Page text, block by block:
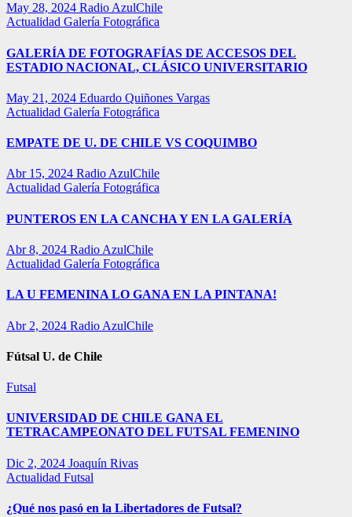
May 28, 2024 Radio AzulChile
Actualidad Galería Fotográfica
GALERÍA DE FOTOGRAFÍAS DE ACCESOS DEL
ESTADIO NACIONAL, CLÁSICO UNIVERSITARIO
May 21, 2024 Eduardo Quiñones Vargas
Actualidad Galería Fotográfica
EMPATE DE U. DE CHILE VS COQUIMBO
Abr 15, 2024 Radio AzulChile
Actualidad Galería Fotográfica
PUNTEROS EN LA CANCHA Y EN LA GALERÍA
Abr 8, 2024 Radio AzulChile
Actualidad Galería Fotográfica
LA U FEMENINA LO GANA EN LA PINTANA!
Abr 2, 2024 Radio AzulChile
Fútsal U. de Chile
Futsal
UNIVERSIDAD DE CHILE GANA EL
TETRACAMPEONATO DEL FUTSAL FEMENINO
Dic 2, 2024 Joaquín Rivas
Actualidad Futsal
¿Qué nos pasó en la Libertadores de Futsal?